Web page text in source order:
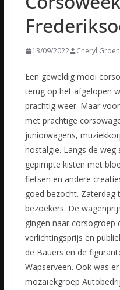
13/09/2022 Cheryl Groen
Een geweldig mooi
terug op het afgelopen
prachtig weer. Maar
met prachtige
juniorwagens,
nostalgie. Langs de
gepimpte kisten met
fietsen en andere
goed bezocht.
bezoekers. De
gingen naar corsogroep
verlichtingsprijs en
de Bauers en de
Wapserveen. Ook was
mozaïekgroep